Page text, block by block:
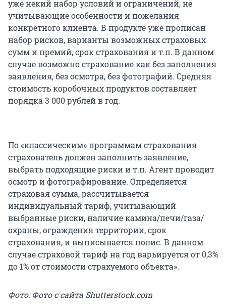
уже некий набор условий и ограничений, не
учитывающие особенности и пожелания
конкретного клиента. В продукте уже прописан
набор рисков, варианты возможных страховых
сумм и премий, срок страхования и т.п. В данном
случае возможно страхование как без заполнения
заявления, без осмотра, без фотографий. Средняя
стоимость коробочных продуктов составляет
порядка 3 000 рублей в год.
По «классическим» программам страхования
страхователь должен заполнить заявление,
выбрать подходящие риски и т.п. Агент проводит
осмотр и фотографирование. Определяется
страховая сумма, рассчитывается
индивидуальный тариф, учитывающий
выбранные риски, наличие камина/печи/газа/
охраны, ограждения территории, срок
страхования, и выписывается полис. В данном
случае страховой тариф на год варьируется от 0,3%
до 1% от стоимости страхуемого объекта».
Фото: Фото с сайта Shutterstock.com